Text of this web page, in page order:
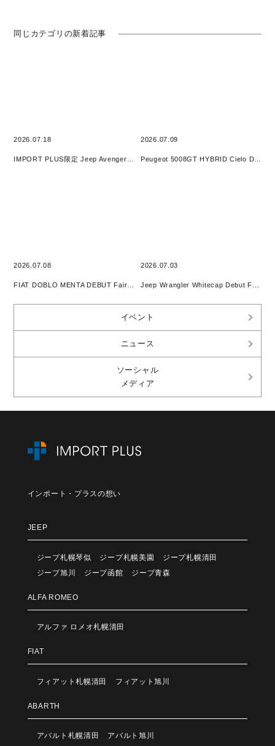
同じカテゴリの新着記事
2026.07.18 2026.07.09
2026.07.08
FIAT DOBLO MENTA DEBUT Fair開催
2026.07.03
Jeep Wrangler Whitecap Debut Fair 開催
イベント
ニュース
ソーシャル
メディア
インポート・プラスの想い
JEEP
ジープ札幌琴似 ジープ札幌美園
ジープ札幌清田
ジープ旭川
ジープ函館 ジープ青森
ALFA ROMEO
アルファ ロメオ札幌清田
FIAT
フィアット札幌清田 フィアット旭川
ABARTH
アバルト札幌清田 アバルト旭川